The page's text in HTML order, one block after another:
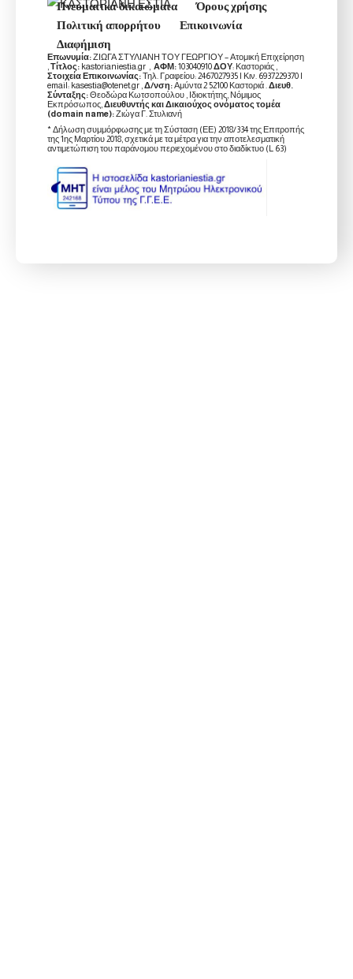
Πνευματικά δικαιώματα
Όρους χρήσης
Πολιτική απορρήτου
Επικοινωνία
Διαφήμιση
Επωνυμία:ΖΙΩΓΑ ΣΤΥΛΙΑΝΗ ΤΟΥ ΓΕΩΡΓΙΟΥ – Ατομική Επιχείρηση
,Τίτλος: kastorianiestia.gr , ΑΦΜ:103040910ΔΟΥ: Καστοριάς ,
Στοιχεία Επικοινωνίας:Τηλ. Γραφείου: 2467027935 | Κιν. 6937229370 |
email: kasestia@otenet.gr ,Δ/νση:Αμύντα 2 52100 Καστοριά .Διευθ.
Σύνταξης:Θεοδώρα Κωτσοπούλου , Ιδιοκτήτης, Νόμιμος
Εκπρόσωπος,Διευθυντής και Δικαιούχος ονόματος τομέα
(domain name):Ζιώγα Γ. Στυλιανή
* Δήλωση συμμόρφωσης με τη Σύσταση (ΕΕ) 2018/334 της Επιτροπής
της 1ης Μαρτίου 2018, σχετικά με τα μέτρα για την αποτελεσματική
αντιμετώπιση του παράνομου περιεχομένου στο διαδίκτυο (L 63)